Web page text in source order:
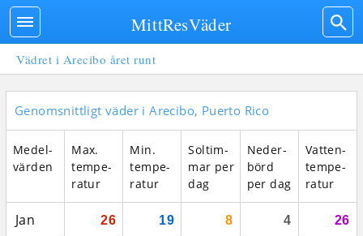
Vädret i Arecibo året runt
Genomsnittligt väder i Arecibo, Puerto Rico
Medel­
vär­den
Max.
tempe­
ratur
Min.
tempe­
ratur
Sol­tim­
mar per
dag
Neder­
börd
per dag
Vatten­
tempe­
ratur
Jan 26 19 8 4 26
MittResVäder